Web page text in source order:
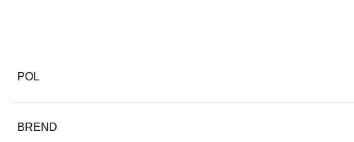
POL
BREND